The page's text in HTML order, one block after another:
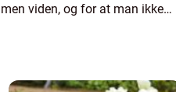
viden, og for at man ikke